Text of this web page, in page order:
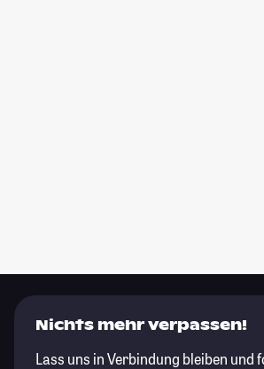
Nichts mehr verpassen!
Lass uns in Verbindung bleiben und